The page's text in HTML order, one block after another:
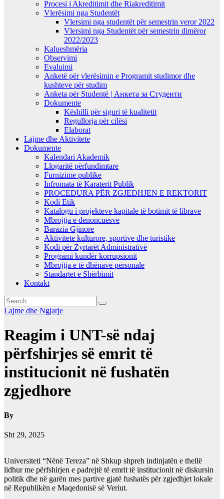
Procesi i Akreditimit dhe Riakreditimit
Vlerësimi nga Studentët
Vlersimi nga studentët për semestrin veror 2022
Vlersimi nga Studentët për semestrin dimëror
2022/2023
Kalueshmëria
Observimi
Evaluimi
Anketë për vlerësimin e Programit studimor dhe
kushteve për studim
Anketa për Studentë | Анкета за Студенти
Dokumente
Këshilli për siguri të kualitetit
Regullorja për cilësi
Elaborat
Lajme dhe Aktivitete
Dokumente
Kalendari Akademik
Llogaritë përfundimtare
Furnizime publike
Infromata të Karaterit Publik
PROCEDURA PËR ZGJEDHJEN E REKTORIT
Kodi Etik
Katalogu i projekteve kapitale të botimit të librave
Mbrojtja e denoncuesve
Barazia Gjinore
Aktivitete kulturore, sportive dhe turistike
Kodi për Zyrtarët Administrativë
Programi kundër korrupsionit
Mbrojtja e të dhënave personale
Standartet e Shërbimit
Kontakt
Lajme dhe Ngjarje
Reagim i UNT-së ndaj
përfshirjes së emrit të
institucionit në fushatën
zgjedhore
By
Sht 29, 2025
Universiteti “Nënë Tereza” në Shkup shpreh indinjatën e thellë
lidhur me përfshirjen e padrejtë të emrit të institucionit në diskursin
politik dhe në garën mes partive gjatë fushatës për zgjedhjet lokale
në Republikën e Maqedonisë së Veriut.